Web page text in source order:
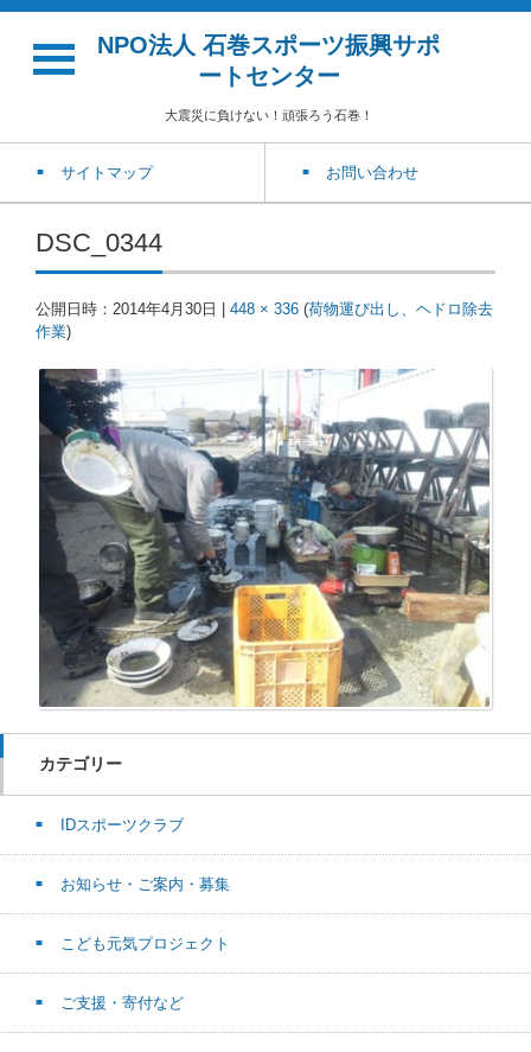
NPO法人 石巻スポーツ振興サポ
ートセンター
大震災に負けない！頑張ろう石巻！
サイトマップ お問い合わせ
DSC_0344
公開日時： 2014年4月30日 448 × 336 (荷物運び出し、ヘドロ除去
作業)
カテゴリー
IDスポーツクラブ
お知らせ・ご案内・募集
こども元気プロジェクト
ご支援・寄付など